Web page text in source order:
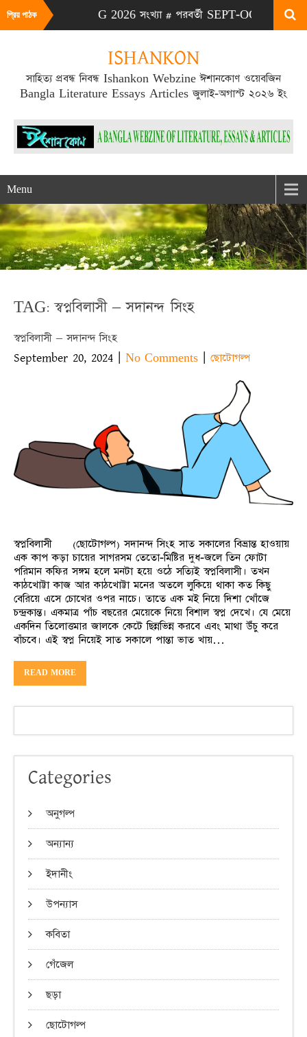
প্রিয় পাঠক
# এটা JULY-AUG 2026 সংখ্যা # পরবর্তী SEPT-OCT 2026
ISHANKON
সাহিত্য প্রবন্ধ নিবন্ধ Ishankon Webzine ঈশানকোণ ওয়েবজিন
Bangla Literature Essays Articles জুলাই-অগাস্ট ২০২৬ ইং
Menu
TAG: স্বপ্নবিলাসী – সদানন্দ সিংহ
স্বপ্নবিলাসী – সদানন্দ সিংহ
September 20, 2024 | No Comments | ছোটোগল্প
স্বপ্নবিলাসী (ছোটোগল্প) সদানন্দ সিংহ সাত সকালের বিভ্রান্ত হাওয়ায়
এক কাপ কড়া চায়ের সাগরসম তেতো-মিষ্টির দুধ-জলে তিন ফোটা
পরিমান কফির সঙ্গম হলে মনটা হয়ে ওঠে সত্যিই স্বপ্নবিলাসী। তখন
কাঠখোট্টা কাজ আর কাঠখোট্টা মনের অতলে লুকিয়ে থাকা কত কিছু
বেরিয়ে এসে চোখের ওপর নাচে। তাতে এক মই নিয়ে দিশা খোঁজে
চন্দ্রকান্ত। একমাত্র পাঁচ বছরের মেয়েকে নিয়ে বিশাল স্বপ্ন দেখে। যে মেয়ে
একদিন তিলোত্তমার জালকে কেটে ছিন্নভিন্ন করবে এবং মাথা উঁচু করে
বাঁচবে। এই স্বপ্ন নিয়েই সাত সকালে পান্তা ভাত খায়…
READ MORE
Categories
অনুগল্প
অন্যান্য
ইদানীং
উপন্যাস
কবিতা
গেঁজেল
ছড়া
ছোটোগল্প